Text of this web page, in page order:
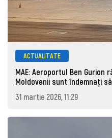
ACTUALITATE
MAE: Aeroportul Ben Gurion
Moldovenii sunt îndemnați
31 martie 2026, 11:29